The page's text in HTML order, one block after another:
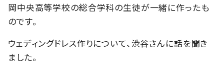
岡中央高等学校の総合学科の生徒が一緒に作ったも
のです。
ウェディングドレス作りについて、渋谷さんに話を聞き
ました。